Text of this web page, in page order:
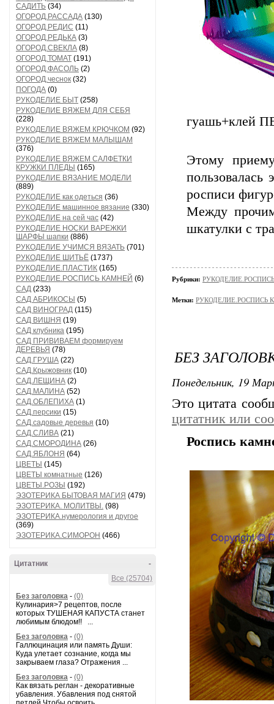
САДИТЬ (34)
ОГОРОД.РАССАДА (130)
ОГОРОД.РЕДИС (11)
ОГОРОД.РЕДЬКА (3)
ОГОРОД.СВЕКЛА (8)
ОГОРОД.ТОМАТ (191)
ОГОРОД.ФАСОЛЬ (2)
ОГОРОД.чеснок (32)
ПОГОДА (0)
РУКОДЕЛИЕ БЫТ (258)
РУКОДЕЛИЕ ВЯЖЕМ ДЛЯ СЕБЯ
(228)
РУКОДЕЛИЕ ВЯЖЕМ КРЮЧКОМ (92)
РУКОДЕЛИЕ ВЯЖЕМ МАЛЫШАМ
(376)
РУКОДЕЛИЕ ВЯЖЕМ САЛФЕТКИ
КРУЖКИ ПЛЕДЫ (165)
РУКОДЕЛИЕ ВЯЗАНИЕ МОДЕЛИ
(889)
РУКОДЕЛИЕ как одеться (36)
РУКОДЕЛИЕ машинное вязание (330)
РУКОДЕЛИЕ на сей час (42)
РУКОДЕЛИЕ НОСКИ ВАРЕЖКИ
ШАРФЫ шапки (886)
РУКОДЕЛИЕ УЧИМСЯ ВЯЗАТЬ (701)
РУКОДЕЛИЕ ШИТЬЁ (1737)
РУКОДЕЛИЕ.ПЛАСТИК (165)
РУКОДЕЛИЕ.РОСПИСЬ КАМНЕЙ (6)
САД (233)
САД АБРИКОСЫ (5)
САД ВИНОГРАД (115)
САД ВИШНЯ (19)
САД клубника (195)
САД ПРИВИВАЕМ формируем
ДЕРЕВЬЯ (78)
САД.ГРУША (22)
САД.Крыжовник (10)
САД.ЛЕЩИНА (2)
САД.МАЛИНА (52)
САД.ОБЛЕПИХА (1)
САД.персики (15)
САД.садовые деревья (10)
САД.СЛИВА (21)
САД.СМОРОДИНА (26)
САД.ЯБЛОНЯ (64)
ЦВЕТЫ (145)
ЦВЕТЫ комнатные (126)
ЦВЕТЫ.РОЗЫ (192)
ЭЗОТЕРИКА БЫТОВАЯ МАГИЯ (479)
ЭЗОТЕРИКА. МОЛИТВЫ. (98)
ЭЗОТЕРИКА.нумерология и другое
(369)
ЭЗОТЕРИКА.СИМОРОН (466)
-
Цитатник
Все (25704)
Без заголовка - (0)
Кулинария>7 рецептов, после
которых ТУШЕНАЯ КАПУСТА станет
любимым блюдом!! ...
Без заголовка - (0)
Галлюцинация или память Души:
Куда улетает сознание, когда мы
закрываем глаза? Отражения ...
Без заголовка - (0)
Как вязать реглан - декоративные
убавления. Убавления под снятой
гуашь+клей
Этому
росписи
Между
шкатулки с
Рубрики:
Метки: РУКОДЕЛИЕ.РОСПИСЬ
БЕЗ
Понедельник, 19
Это цитата
цитатник или
Роспись